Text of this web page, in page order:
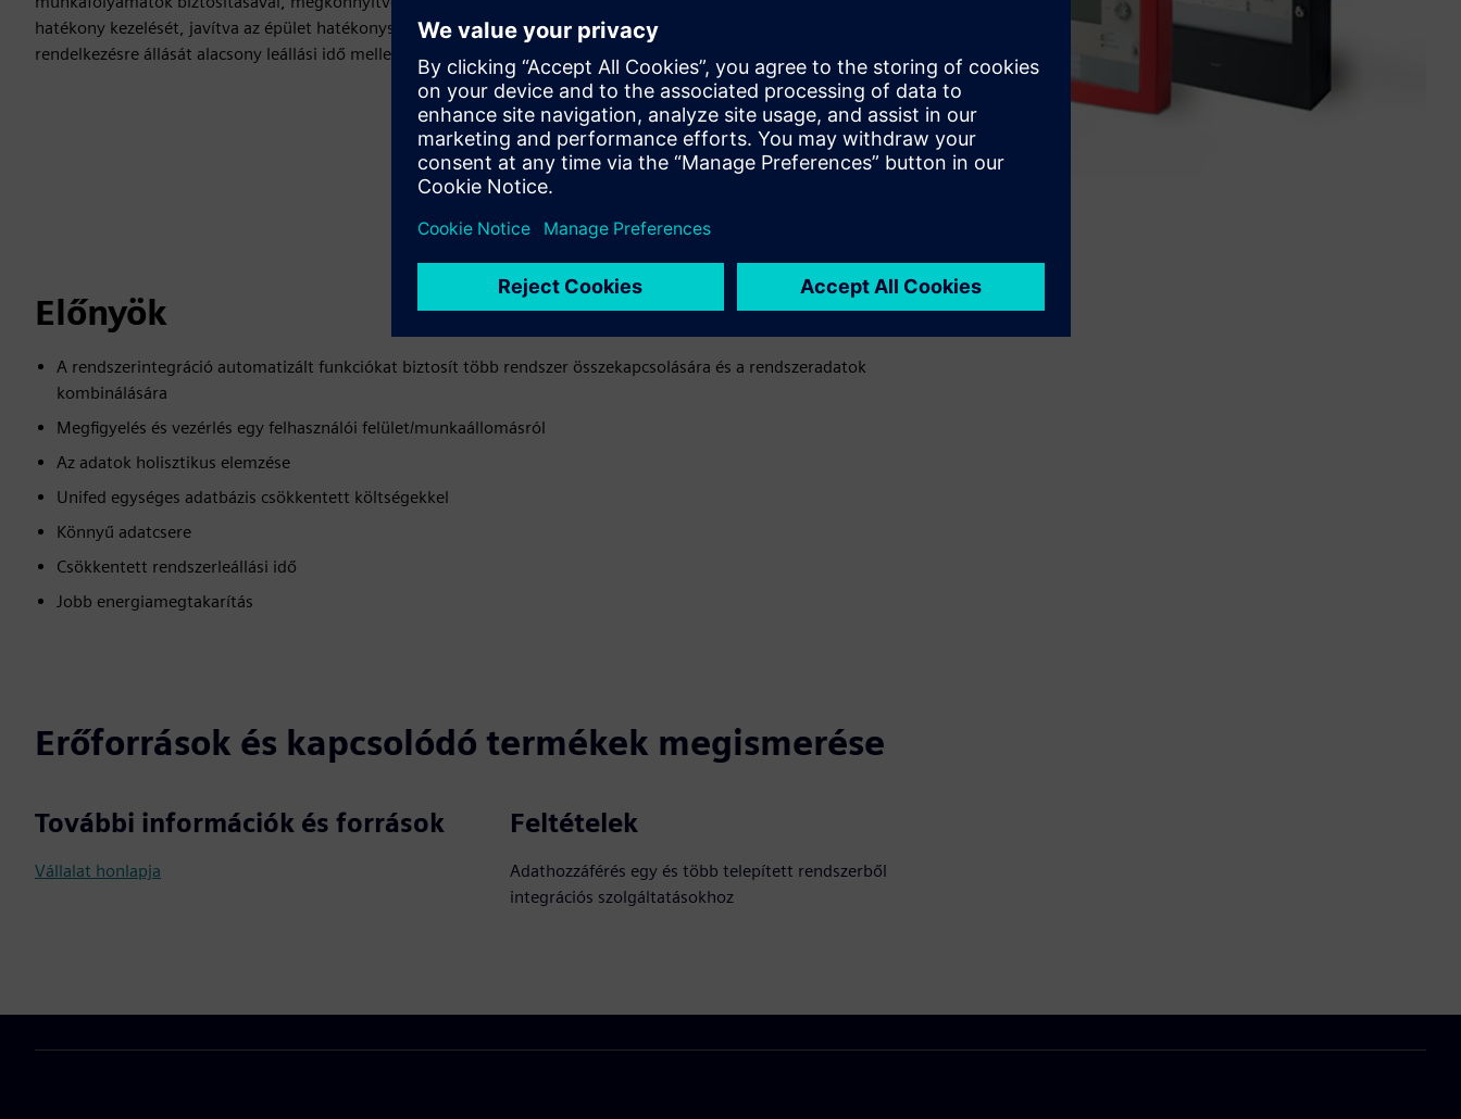
hatékony kezelését, javítva az épület hatékonyságát és a berendezések magas
rendelkezésre állását alacsony leállási idő mellett
Előnyök
A rendszerintegráció automatizált funkciókat biztosít több rendszer összekapcsolására és a rendszeradatok
kombinálására
Megfigyelés és vezérlés egy felhasználói felület/munkaállomásról
Az adatok holisztikus elemzése
Unifed egységes adatbázis csökkentett költségekkel
Könnyű adatcsere
Csökkentett rendszerleállási idő
Jobb energiamegtakarítás
Erőforrások és kapcsolódó termékek megismerése
További információk és források
Vállalat honlapja
Feltételek
Adathozzáférés egy és több telepített rendszerből
integrációs szolgáltatásokhoz